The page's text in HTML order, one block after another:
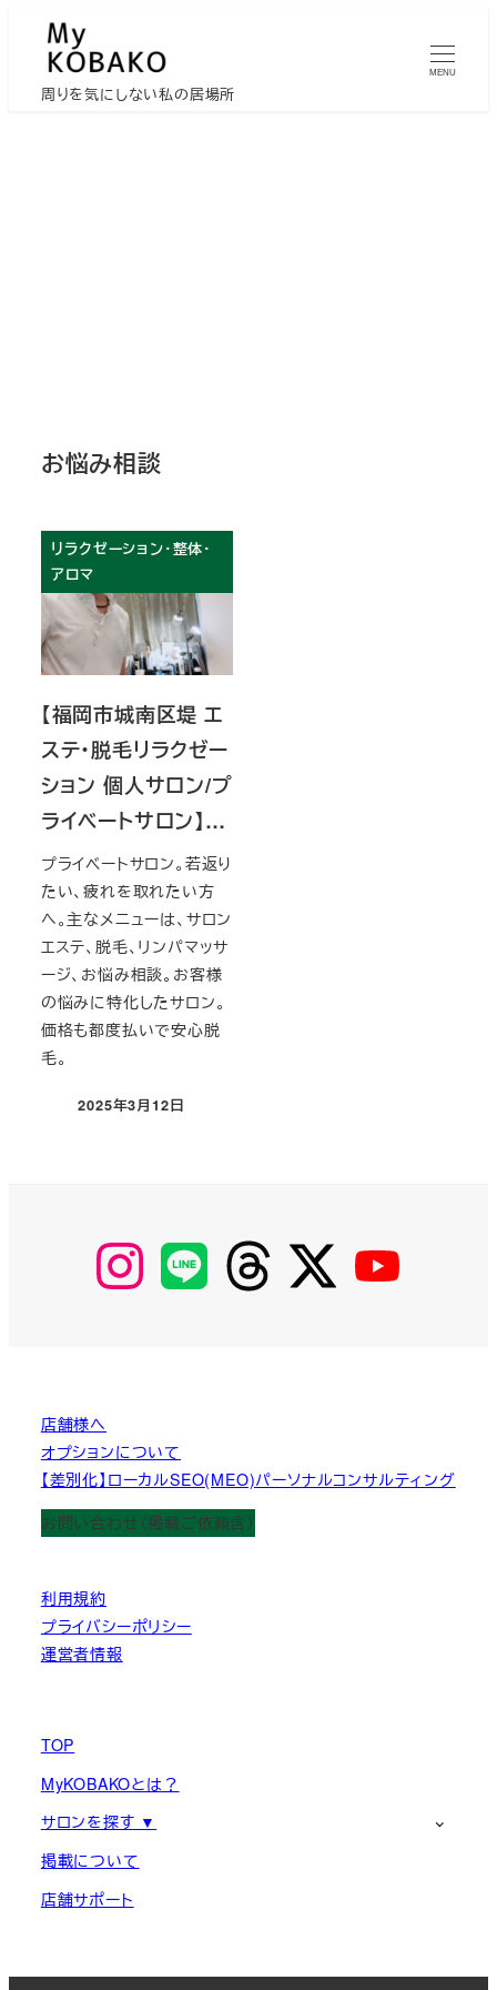
周りを気にしない私の居場所
MENU
お悩み相談
リラクゼーション・整体・
アロマ
【福岡市城南区堤 エ
ステ・脱毛リラクゼー
ション 個人サロン/プ
ライベートサロン】…
プライベートサロン。若返り
たい、疲れを取れたい方
へ。主なメニューは、サロン
エステ、脱毛、リンパマッサ
ージ、お悩み相談。お客様
の悩みに特化したサロン。
価格も都度払いで安心脱
毛。
投稿日
2025年3月12日
【Instagram】
MyKOBAKO
【LINE】 【threads】 【Twitter】
店舗様へ
オプションについて
【差別化】ローカルSEO(MEO)パーソナルコンサルティング
お問い合わせ（掲載ご依頼含）
利用規約
プライバシーポリシー
運営者情報
TOP
MyKOBAKOとは？
サロンを探す ▼
掲載について
店舗サポート